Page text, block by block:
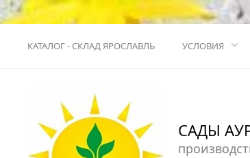
КАТАЛОГ - СКЛАД ЯРОСЛАВЛЬ УСЛОВИЯ
САДЫ